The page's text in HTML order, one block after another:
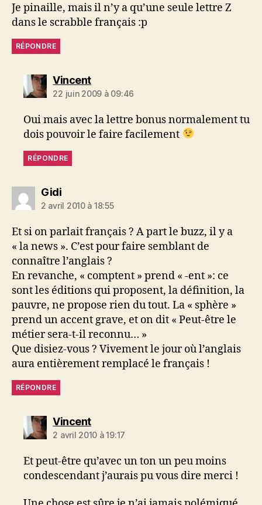
Je pinaille, mais il n’y a qu’une seule lettre Z
dans le scrabble français :p
RÉPONDRE
Vincentdit :
22 juin 2009 à 09:46
Oui mais avec la lettre bonus normalement tu
dois pouvoir le faire facilement
RÉPONDRE
Gididit :
2 avril 2010 à 18:55
Et si on parlait français ? A part le buzz, il y a
« la news ». C’est pour faire semblant de
connaître l’anglais ?
En revanche, « comptent » prend « -ent »: ce
sont les éditions qui proposent, la définition, la
pauvre, ne propose rien du tout. La « sphère »
prend un accent grave, et on dit « Peut-être le
métier sera-t-il reconnu… »
Que disiez-vous ? Vivement le jour où l’anglais
aura entièrement remplacé le français !
RÉPONDRE
Vincentdit :
2 avril 2010 à 19:17
Et peut-être qu’avec un ton un peu moins
condescendant j’aurais pu vous dire merci !